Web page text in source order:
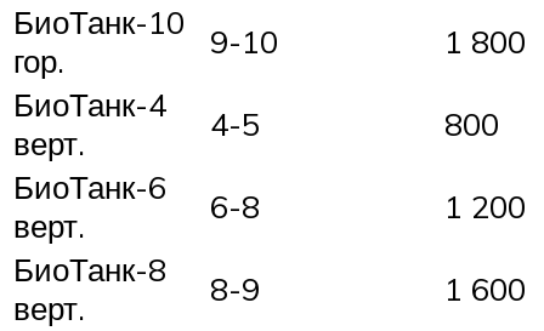
БиоТанк-10
гор.
9-10
1 800
БиоТанк-4
верт.
4-5
800
БиоТанк-6
верт.
6-8
1 200
БиоТанк-8
верт.
8-9
1 600